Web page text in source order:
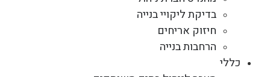
בדיקת ליקויי בנייה
חיזוק אריחים
הרחבות בנייה
כללי